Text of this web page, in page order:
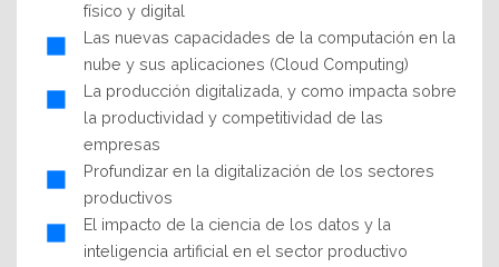
físico y digital
Las nuevas capacidades de la computación en la
nube y sus aplicaciones (Cloud Computing)
La producción digitalizada, y como impacta sobre
la productividad y competitividad de las
empresas
Profundizar en la digitalización de los sectores
productivos
El impacto de la ciencia de los datos y la
inteligencia artificial en el sector productivo